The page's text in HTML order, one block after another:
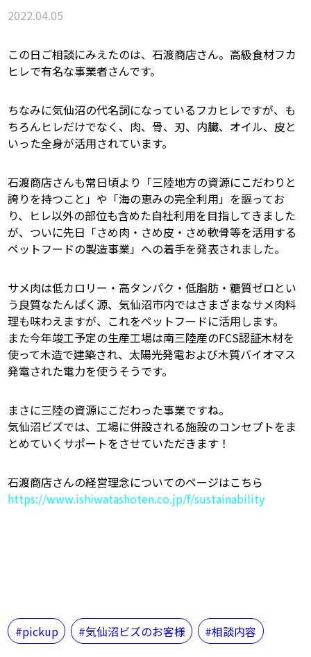
2022.04.05
この日ご相談にみえたのは、石渡商店さん。高級食材フカ
ヒレで有名な事業者さんです。
ちなみに気仙沼の代名詞になっているフカヒレですが、も
ちろんヒレだけでなく、肉、骨、刃、内臓、オイル、皮と
いった全身が活用されています。
石渡商店さんも常日頃より「三陸地方の資源にこだわりと
誇りを持つこと」や「海の恵みの完全利用」を謳ってお
り、ヒレ以外の部位も含めた自社利用を目指してきました
が、ついに先日「さめ肉・さめ皮・さめ軟骨等を活用する
ペットフードの製造事業」への着手を発表されました。
サメ肉は低カロリー・高タンパク・低脂肪・糖質ゼロとい
う良質なたんぱく源、気仙沼市内ではさまざまなサメ肉料
理も味わえますが、これをペットフードに活用します。
また今年竣工予定の生産工場は南三陸産のFCS認証木材を
使って木造で建築され、太陽光発電および木質バイオマス
発電された電力を使うそうです。
まさに三陸の資源にこだわった事業ですね。
気仙沼ビズでは、工場に併設される施設のコンセプトをま
とめていくサポートをさせていただきます！
石渡商店さんの経営理念についてのページはこちら
https://www.ishiwatashoten.co.jp/f/sustainability
pickup 気仙沼ビズのお客様 相談内容